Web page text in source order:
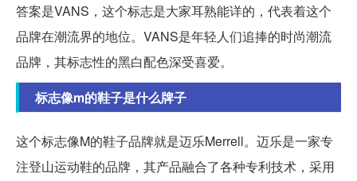
答案是VANS，这个标志是大家耳熟能详的，代表着这个
品牌在潮流界的地位。VANS是年轻人们追捧的时尚潮流
品牌，其标志性的黑白配色深受喜爱。
标志像m的鞋子是什么牌子
这个标志像M的鞋子品牌就是迈乐Merrell。迈乐是一家专
注登山运动鞋的品牌，其产品融合了各种专利技术，采用